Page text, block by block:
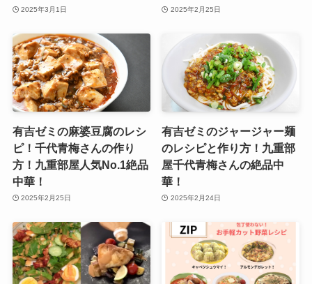
2025年3月1日 2025年2月25日
有吉ゼミの麻婆豆腐のレシ
ピ！千代青梅さんの作り
方！九重部屋人気No.1絶品
中華！
2025年2月25日
有吉ゼミのジャージャー麺
のレシピと作り方！九重部
屋千代青梅さんの絶品中
華！
2025年2月24日